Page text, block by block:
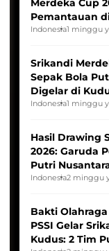
Merdeka Cup
Pemantauan di
League
Indonesia1 minggu
Srikandi
Sepak Bola
Digelar di
Indonesia1 minggu
Hasil Drawing
2026: Garuda
Putri
Indonesia2 minggu
Bakti
PSSI Gelar
Kudus: 2 Tim